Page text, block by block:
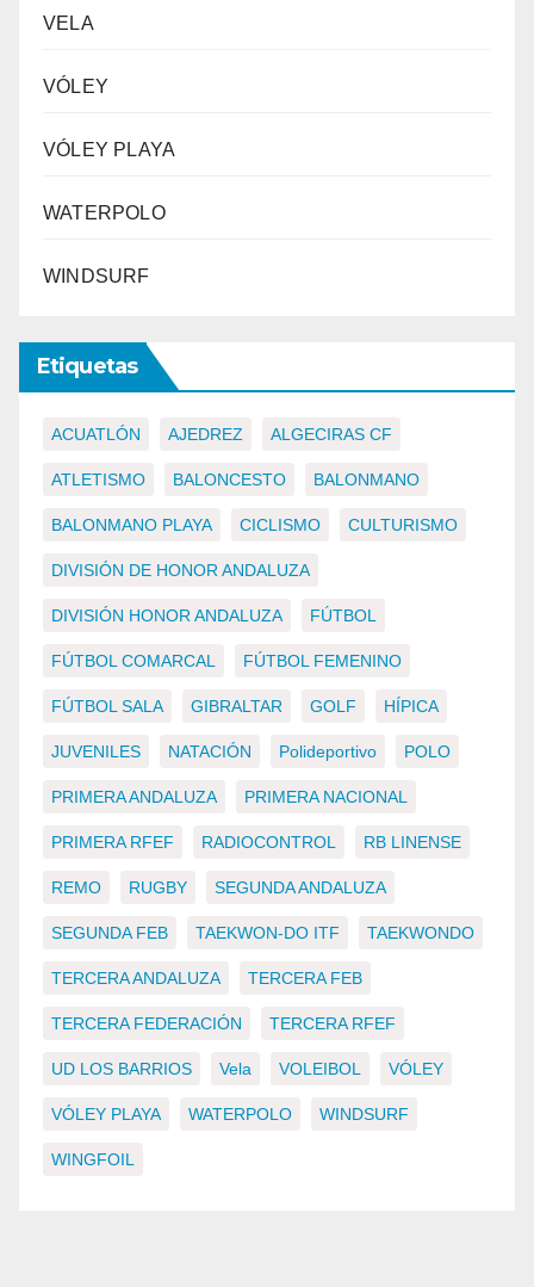
VELA
VÓLEY
VÓLEY PLAYA
WATERPOLO
WINDSURF
Etiquetas
ACUATLÓN AJEDREZ ALGECIRAS CF
ATLETISMO BALONCESTO BALONMANO
BALONMANO PLAYA CICLISMO CULTURISMO
DIVISIÓN DE HONOR ANDALUZA
DIVISIÓN HONOR ANDALUZA FÚTBOL
FÚTBOL COMARCAL FÚTBOL FEMENINO
FÚTBOL SALA GIBRALTAR GOLF HÍPICA
JUVENILES NATACIÓN Polideportivo POLO
PRIMERA ANDALUZA PRIMERA NACIONAL
PRIMERA RFEF RADIOCONTROL RB LINENSE
REMO RUGBY SEGUNDA ANDALUZA
SEGUNDA FEB TAEKWON-DO ITF TAEKWONDO
TERCERA ANDALUZA TERCERA FEB
TERCERA FEDERACIÓN TERCERA RFEF
UD LOS BARRIOS Vela VOLEIBOL VÓLEY
VÓLEY PLAYA WATERPOLO WINDSURF
WINGFOIL